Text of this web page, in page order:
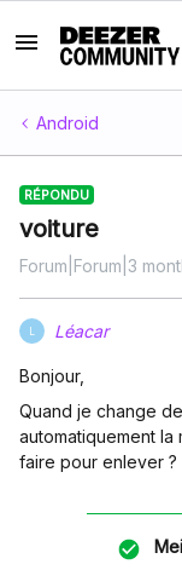
Android
RÉPONDU
voiture
Forum|Forum|3
Léacar
Bonjour,
Quand je change
automatiquement
faire pour enlever ?